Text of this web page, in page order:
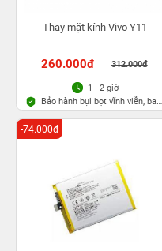
Thay mặt kính Vivo Y11
260.000đ 312.000đ
1 - 2 giờ
Bảo hành bụi bọt vĩnh viễn, bao
rơi vỡ kính
-74.000đ